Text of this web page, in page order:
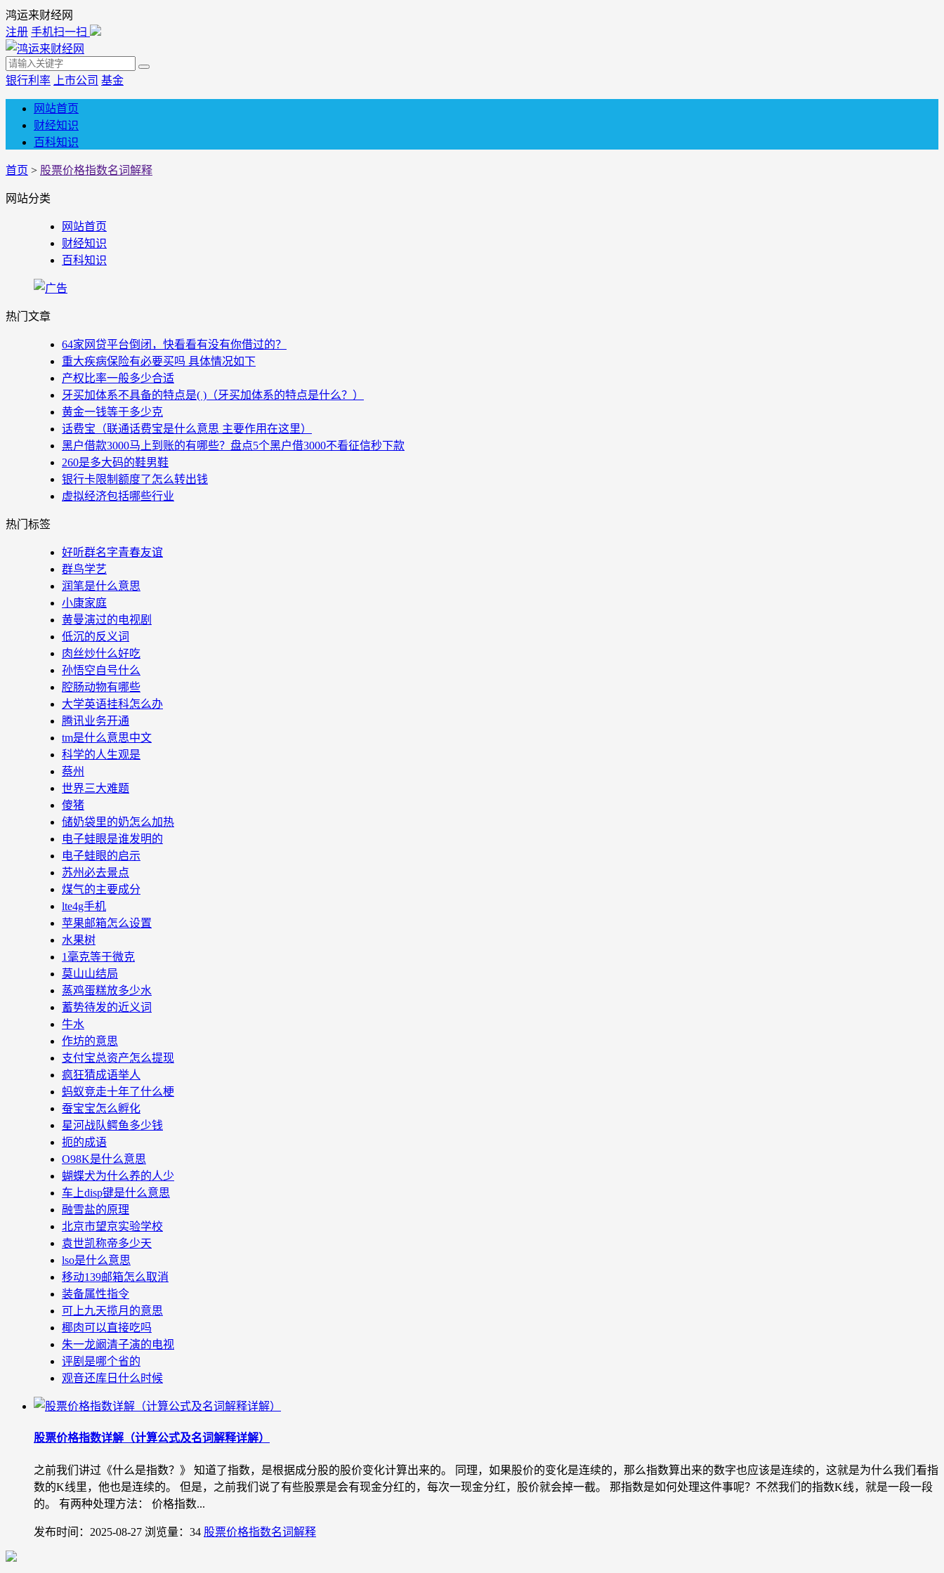
鸿运来财经网
注册 手机扫一扫
银行利率 上市公司 基金
网站首页
财经知识
百科知识
首页 > 股票价格指数名词解释
网站分类
网站首页
财经知识
百科知识
热门文章
64家网贷平台倒闭，快看看有没有你借过的？
重大疾病保险有必要买吗 具体情况如下
产权比率一般多少合适
牙买加体系不具备的特点是( )（牙买加体系的特点是什么？）
黄金一钱等于多少克
话费宝（联通话费宝是什么意思 主要作用在这里）
黑户借款3000马上到账的有哪些？盘点5个黑户借3000不看征信秒下款
260是多大码的鞋男鞋
银行卡限制额度了怎么转出钱
虚拟经济包括哪些行业
热门标签
好听群名字青春友谊
群鸟学艺
润笔是什么意思
小康家庭
黄曼演过的电视剧
低沉的反义词
肉丝炒什么好吃
孙悟空自号什么
腔肠动物有哪些
大学英语挂科怎么办
腾讯业务开通
tm是什么意思中文
科学的人生观是
蔡州
世界三大难题
傻猪
储奶袋里的奶怎么加热
电子蛙眼是谁发明的
电子蛙眼的启示
苏州必去景点
煤气的主要成分
lte4g手机
苹果邮箱怎么设置
水果树
1毫克等于微克
莫山山结局
蒸鸡蛋糕放多少水
蓄势待发的近义词
牛水
作坊的意思
支付宝总资产怎么提现
疯狂猜成语举人
蚂蚁竞走十年了什么梗
蚕宝宝怎么孵化
星河战队鳄鱼多少钱
扼的成语
O98K是什么意思
蝴蝶犬为什么养的人少
车上disp键是什么意思
融雪盐的原理
北京市望京实验学校
袁世凯称帝多少天
lso是什么意思
移动139邮箱怎么取消
装备属性指令
可上九天揽月的意思
椰肉可以直接吃吗
朱一龙阚清子演的电视
评剧是哪个省的
观音还库日什么时候
股票价格指数详解（计算公式及名词解释详解）
之前我们讲过《什么是指数？》 知道了指数，是根据成分股的股价变化计算出来的。 同理，如果股价的变化是连续的，那么指数算出来的数字也应该是连续的，这就是为什么我们看指
数的K线里，他也是连续的。 但是，之前我们说了有些股票是会有现金分红的，每次一现金分红，股价就会掉一截。 那指数是如何处理这件事呢？不然我们的指数K线，就是一段一段
的。 有两种处理方法： 价格指数...
发布时间：2025-08-27 浏览量：34 股票价格指数名词解释